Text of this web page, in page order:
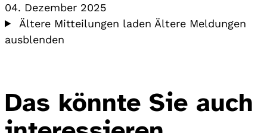
04. Dezember 2025
Ältere Mitteilungen laden Ältere Meldungen
ausblenden
Das könnte Sie auch